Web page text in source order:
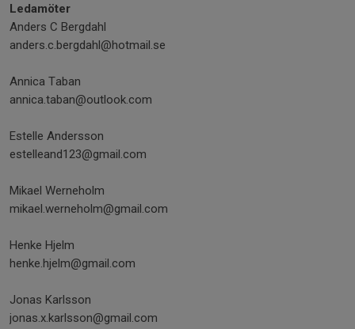
Ledamöter
Anders C Bergdahl
anders.c.bergdahl@hotmail.se
Annica Taban
annica.taban@outlook.com
Estelle Andersson
estelleand123@gmail.com
Mikael Werneholm
mikael.werneholm@gmail.com
Henke Hjelm
henke.hjelm@gmail.com
Jonas Karlsson
jonas.x.karlsson@gmail.com